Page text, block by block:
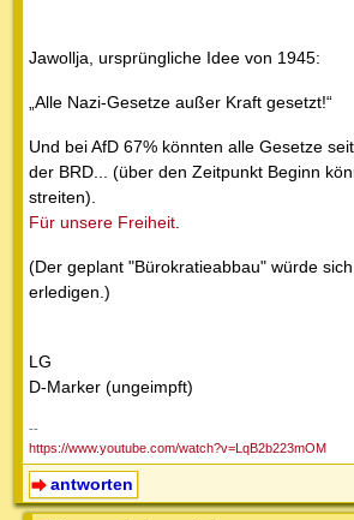
Jawollja, ursprüngliche Idee von 1945:
„Alle Nazi-Gesetze außer Kraft gesetzt!“
Und bei AfD 67% könnten alle Gesetze
der BRD... (über den Zeitpunkt Beginn
streiten).
Für unsere Freiheit.
(Der geplant "Bürokratieabbau" würde
erledigen.)
LG
D-Marker (ungeimpft)
--
https://www.youtube.com/watch?v=LqB2b223mOM
antworten